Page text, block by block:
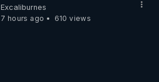
Excaliburnes
7 hours ago
610 views